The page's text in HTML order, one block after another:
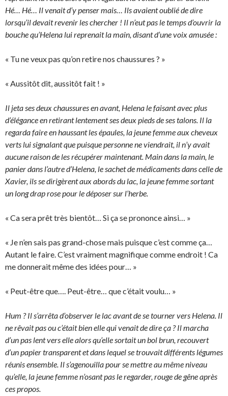
Hé… Hé… Il venait d’y penser mais… Ils avaient oublié de dire
lorsqu’il devait revenir les chercher ! Il n’eut pas le temps d’ouvrir la
bouche qu’Helena lui reprenait la main, disant d’une voix amusée :
« Tu ne veux pas qu’on retire nos chaussures ? »
« Aussitôt dit, aussitôt fait ! »
Il jeta ses deux chaussures en avant, Helena le faisant avec plus
d’élégance en retirant lentement ses deux pieds de ses talons. Il la
regarda faire en haussant les épaules, la jeune femme aux cheveux
verts lui signalant que puisque personne ne viendrait, il n’y avait
aucune raison de les récupérer maintenant. Main dans la main, le
panier dans l’autre d’Helena, le sachet de médicaments dans celle de
Xavier, ils se dirigèrent aux abords du lac, la jeune femme sortant
un long drap rose pour le déposer sur l’herbe.
« Ca sera prêt très bientôt… Si ça se prononce ainsi… »
« Je n’en sais pas grand-chose mais puisque c’est comme ça…
Autant le faire. C’est vraiment magnifique comme endroit ! Ca
me donnerait même des idées pour… »
« Peut-être que…. Peut-être… que c’était voulu… »
Hum ? Il s’arrêta d’observer le lac avant de se tourner vers Helena. Il
ne rêvait pas ou c’était bien elle qui venait de dire ça ? Il marcha
d’un pas lent vers elle alors qu’elle sortait un bol brun, recouvert
d’un papier transparent et dans lequel se trouvait différents légumes
réunis ensemble. Il s’agenouilla pour se mettre au même niveau
qu’elle, la jeune femme n’osant pas le regarder, rouge de gêne après
ces propos.